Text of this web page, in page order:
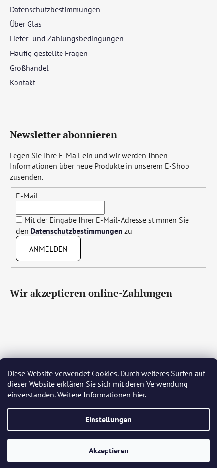
Diese Website verwendet Cookies. Durch weiteres Surfen auf
dieser Website erklären Sie sich mit deren Verwendung
einverstanden. Weitere Informationen hier.
Einstellungen
Akzeptieren
Datenschutzbestimmungen
Über Glas
Liefer- und Zahlungsbedingungen
Häufig gestellte Fragen
Großhandel
Kontakt
Newsletter abonnieren
Legen Sie Ihre E-Mail ein und wir werden Ihnen
Informationen über neue Produkte in unserem E-Shop
zusenden.
E-Mail
Mit der Eingabe Ihrer E-Mail-Adresse stimmen Sie
den Datenschutzbestimmungen zu
ANMELDEN
Wir akzeptieren online-Zahlungen
Čeština Slovenčina English Deutsch Magyar
Język polski Română Italiano Español Français
Português Български Hrvatski Slovenščina
Nederlands Українська Ελληνικά Svenska Dansk
Bohemia Crystal Glass
vorbehalten.